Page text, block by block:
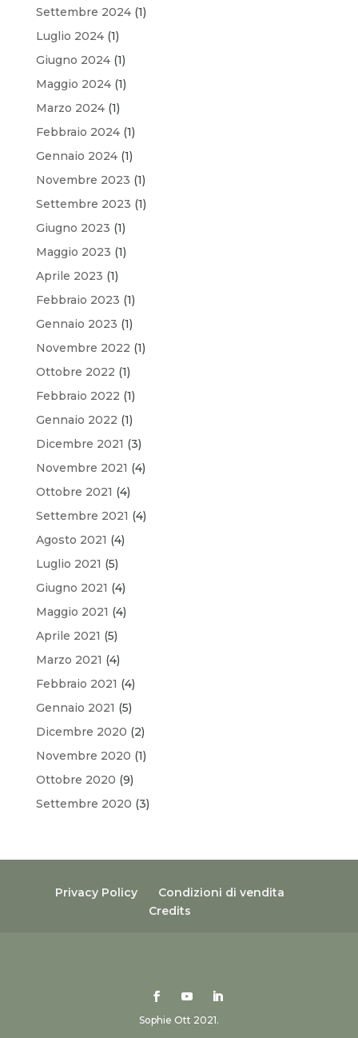
Settembre 2024(1)
Luglio 2024(1)
Giugno 2024(1)
Maggio 2024(1)
Marzo 2024(1)
Febbraio 2024(1)
Gennaio 2024(1)
Novembre 2023 (1)
Settembre 2023 (1)
Giugno 2023 (1)
Maggio 2023 (1)
Aprile 2023 (1)
Febbraio 2023 (1)
Gennaio 2023 (1)
Novembre 2022 (1)
Ottobre 2022 (1)
Febbraio 2022 (1)
Gennaio 2022 (1)
Dicembre 2021 (3)
Novembre 2021 (4)
Ottobre 2021 (4)
Settembre 2021 (4)
Agosto 2021 (4)
Luglio 2021 (5)
Giugno 2021 (4)
Maggio 2021 (4)
Aprile 2021 (5)
Marzo 2021 (4)
Febbraio 2021 (4)
Gennaio 2021 (5)
Dicembre 2020 (2)
Novembre 2020 (1)
Ottobre 2020 (9)
Settembre 2020 (3)
Privacy Policy
Condizioni di vendita
Credits
Sophie Ott 2021.